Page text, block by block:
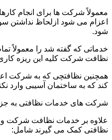
معمولاً شرکت ها برای انجام
اعزام می شود ازلحاظ نداشتن
شود.
خدماتی که گفته شد را معمولاً
نظافت شرکت کلیه این ریزه
همچنین نظافتچی که به شرکت
کند که به ساختمان آسیبی وارد
شرکت های خدمات نظافتی به جز
علاوه بر خدمات نظافت شرکت و
نظافتی کمک می گیرند شامل: